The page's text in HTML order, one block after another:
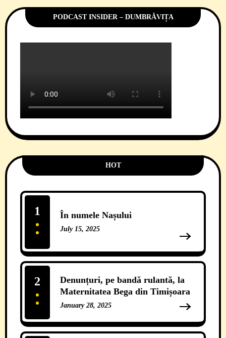
PODCAST INSIDER – DUMBRĂVIȚA
HOT
În numele Nașului
July 15, 2025
1
Denunțuri, pe bandă rulantă, la
Maternitatea Bega din Timișoara
January 28, 2025
2